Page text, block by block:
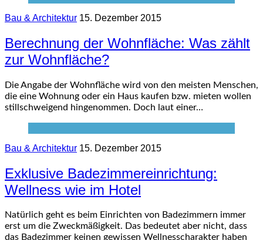
Bau & Architektur 15. Dezember 2015
Berechnung der Wohnfläche: Was zählt
zur Wohnfläche?
Die Angabe der Wohnfläche wird von den meisten Menschen,
die eine Wohnung oder ein Haus kaufen bzw. mieten wollen
stillschweigend hingenommen. Doch laut einer…
Bau & Architektur 15. Dezember 2015
Exklusive Badezimmereinrichtung:
Wellness wie im Hotel
Natürlich geht es beim Einrichten von Badezimmern immer
erst um die Zweckmäßigkeit. Das bedeutet aber nicht, dass
das Badezimmer keinen gewissen Wellnesscharakter haben